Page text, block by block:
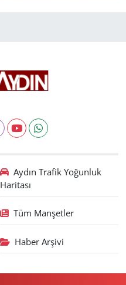
Aydın Trafik Yoğunluk
Haritası
Tüm Manşetler
Haber Arşivi